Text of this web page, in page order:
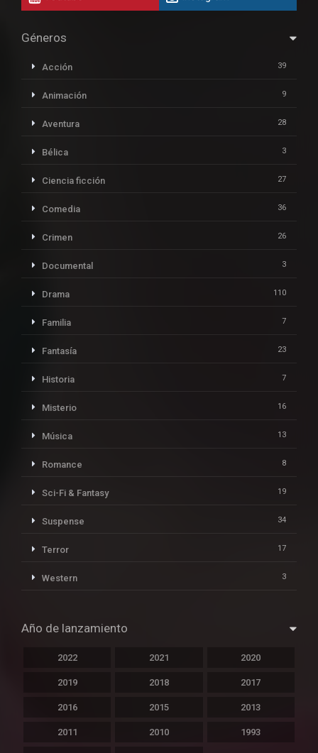
Géneros
Acción 39
Animación 9
Aventura 28
Bélica 3
Ciencia ficción 27
Comedia 36
Crimen 26
Documental 3
Drama 110
Familia 7
Fantasía 23
Historia 7
Misterio 16
Música 13
Romance 8
Sci-Fi & Fantasy 19
Suspense 34
Terror 17
Western 3
Año de lanzamiento
2022 2021 2020
2019 2018 2017
2016 2015 2013
2011 2010 1993